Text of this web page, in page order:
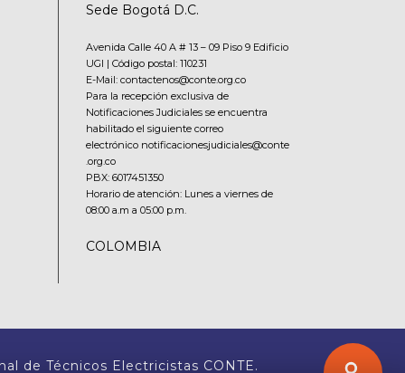
Sede Bogotá D.C.
Avenida Calle 40 A # 13 – 09 Piso 9 Edificio
UGI | Código postal: 110231
E-Mail: contactenos@conte.org.co
Para la recepción exclusiva de
Notificaciones Judiciales se encuentra
habilitado el siguiente correo
electrónico notificacionesjudiciales@conte
.org.co
PBX: 6017451350
Horario de atención: Lunes a viernes de
08:00 a.m a 05:00 p.m.
COLOMBIA
de Técnicos Electricistas CONTE.